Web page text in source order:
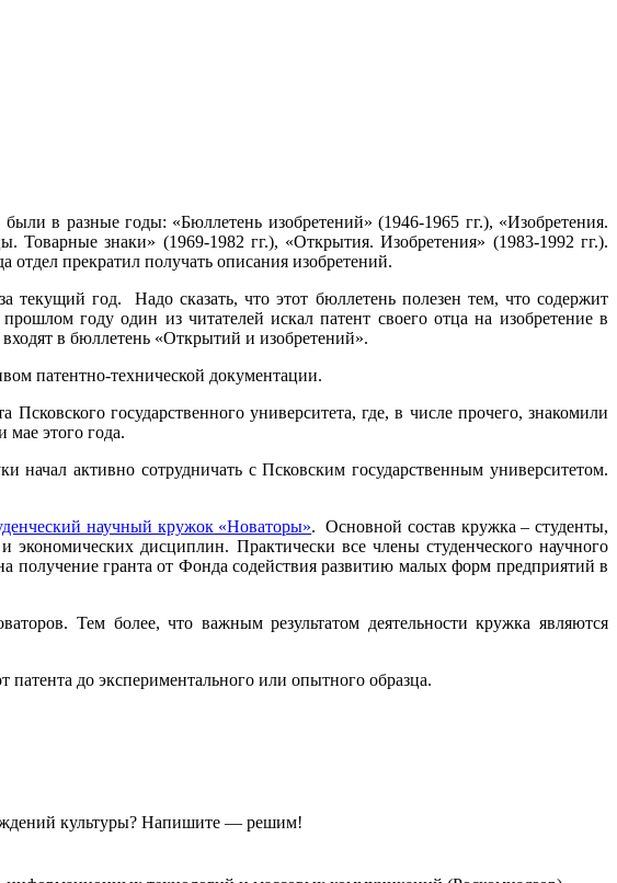
в разные годы: «Бюллетень изобретений» (1946-1965 гг.), «Изобретения.
знаки» (1969-1982 гг.), «Открытия. Изобретения» (1983-1992 гг.).
прекратил получать описания изобретений.
год. Надо сказать, что этот бюллетень полезен тем, что содержит
году один из читателей искал патент своего отца на изобретение в
в бюллетень «Открытий и изобретений».
патентно-технической документации.
государственного университета, где, в числе прочего, знакомили
мае этого года.
начал активно сотрудничать с Псковским государственным университетом.
научный кружок «Новаторы». Основной состав кружка – студенты,
дисциплин. Практически все члены студенческого научного
гранта от Фонда содействия развитию малых форм предприятий в
Тем более, что важным результатом деятельности кружка являются
до экспериментального или опытного образца.
культуры? Напишите — решим!